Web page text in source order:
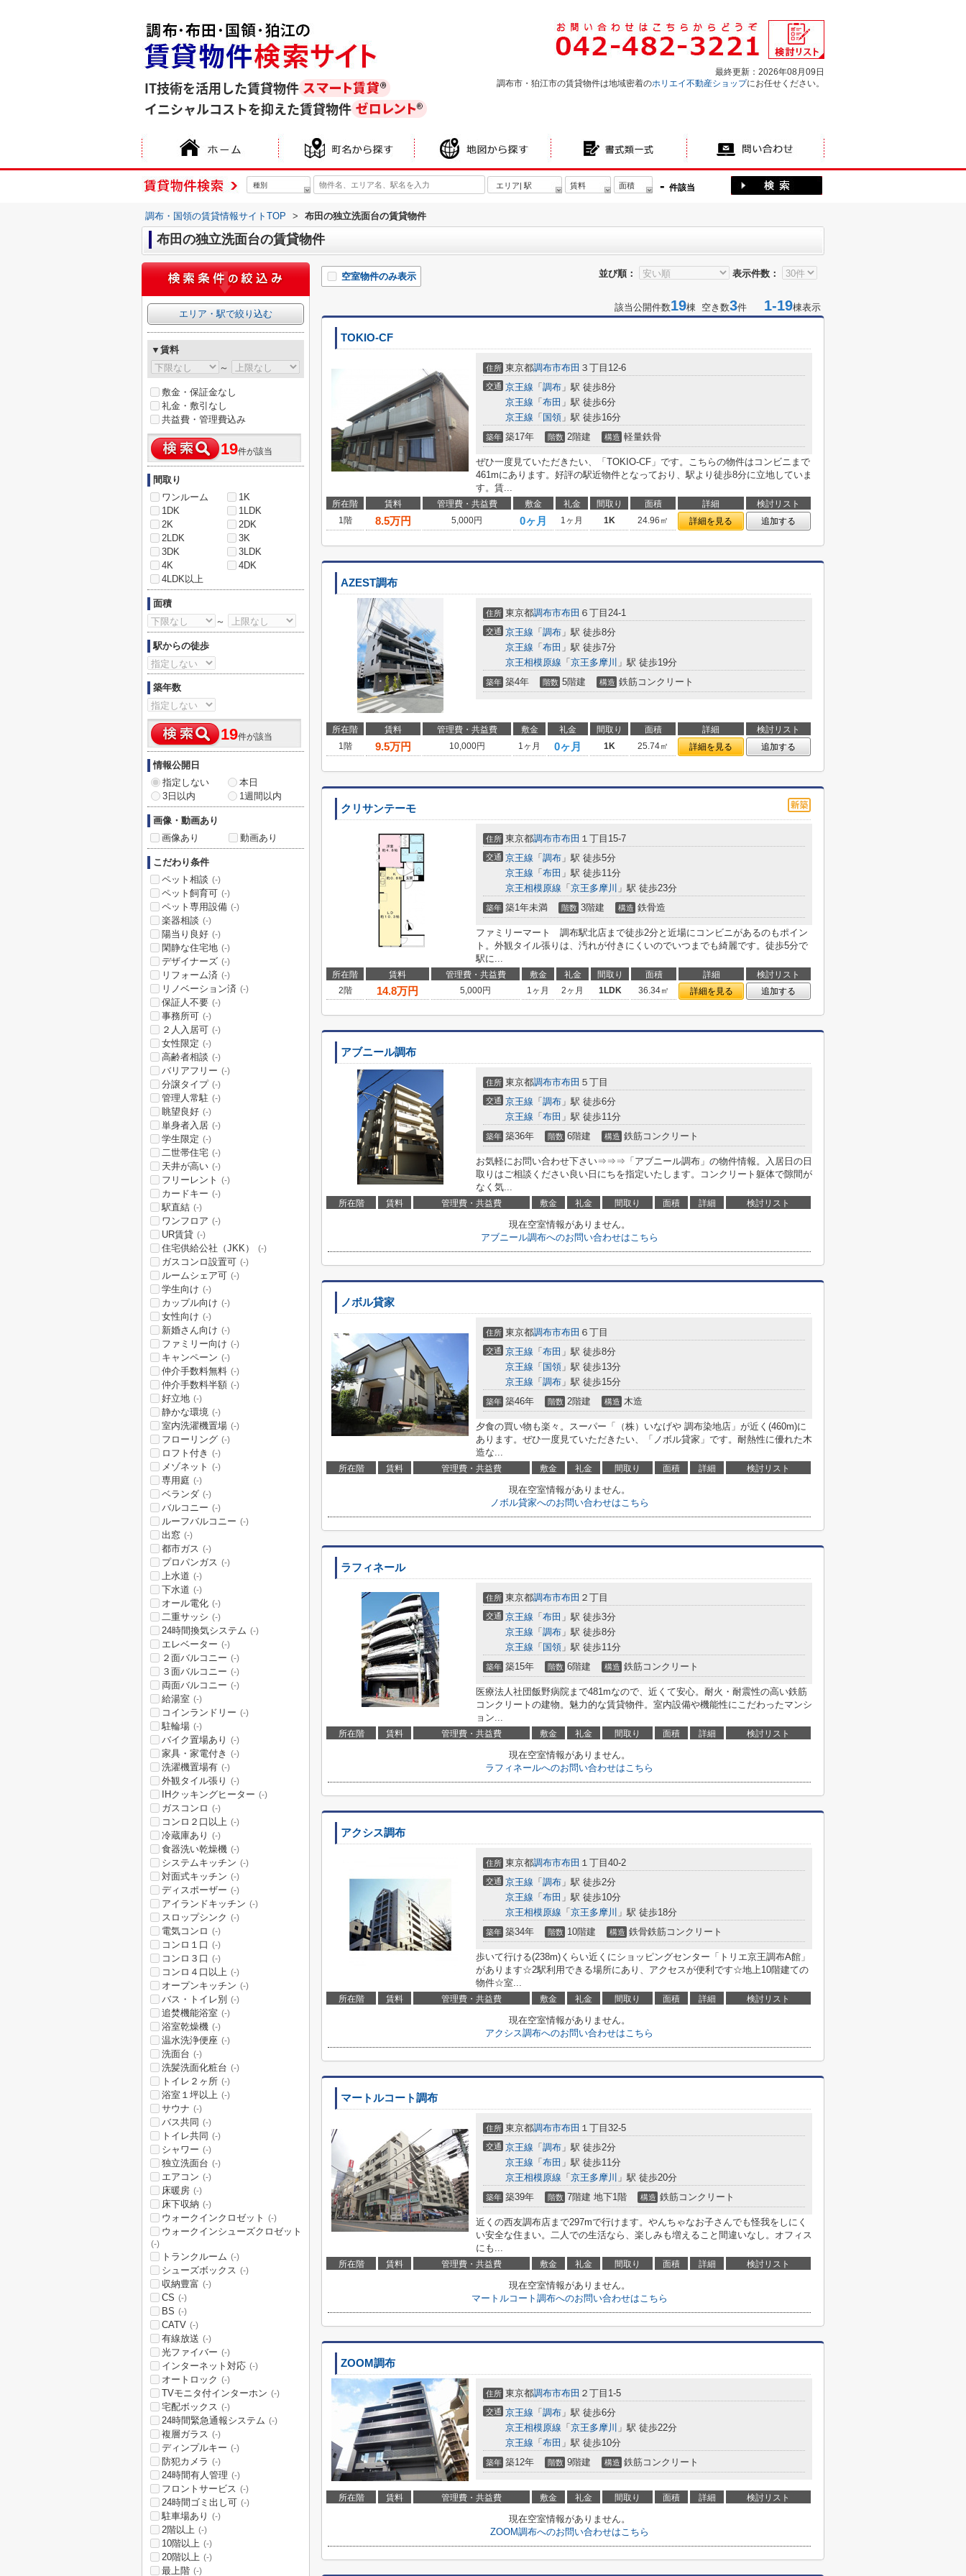
IT技術を活用した賃貸物件
イニシャルコストを抑えた賃貸物件
最終更新：2026年08月09日
調布市・狛江市の賃貸物件は地域密着のホリエイ不動産ショップにお任せください。
種別 エリア| 駅 賃料 面積 - 件該当
調布・国領の賃貸情報サイトTOP > 布田の独立洗面台の賃貸物件
布田の独立洗面台の賃貸物件
並び順： 表示件数：
空室物件のみ表示
該当公開件数19棟 空き数3件 1-19棟表示
TOKIO-CF
住所 東京都調布市布田 ３丁目12-6
交通 京王線 「 調布 」駅 徒歩8分
京王線 「 布田 」駅 徒歩6分
京王線 「 国領 」駅 徒歩16分
築年 築17年 階数 2階建 構造 軽量鉄骨
ぜひ一度見ていただきたい、「TOKIO-CF」です。こちらの物件はコンビニまで
461mにあります。好評の駅近物件となっており、駅より徒歩8分に立地していま
す。賃...
所在階 賃料 管理費・共益費 敷金 礼金 間取り 面積 詳細
検討リスト
1階
8.5万円 5,000円 0ヶ月 1ヶ月 1K 24.96㎡ 詳細を見る 追加する
AZEST調布
住所 東京都調布市布田 ６丁目24-1
交通 京王線 「 調布 」駅 徒歩8分
京王線 「 布田 」駅 徒歩7分
京王相模原線 「 京王多摩川 」駅 徒歩19分
築年 築4年 階数 5階建 構造 鉄筋コンクリート
所在階 賃料 管理費・共益費 敷金 礼金 間取り 面積 詳細
検討リスト
1階
9.5万円 10,000円 1ヶ月 0ヶ月 1K 25.74㎡ 詳細を見る 追加する
クリサンテーモ
住所 東京都調布市布田 １丁目15-7
交通 京王線 「 調布 」駅 徒歩5分
京王線 「 布田 」駅 徒歩11分
京王相模原線 「 京王多摩川 」駅 徒歩23分
築年 築1年未満 階数 3階建 構造 鉄骨造
ファミリーマート 調布駅北店まで徒歩2分と近場にコンビニがあるのもポイン
ト。外観タイル張りは、汚れが付きにくいのでいつまでも綺麗です。徒歩5分で
駅に...
所在階 賃料 管理費・共益費 敷金 礼金 間取り 面積 詳細
検討リスト
2階
14.8万円 5,000円 1ヶ月 2ヶ月 1LDK 36.34㎡ 詳細を見る 追加する
アブニール調布
住所 東京都調布市布田 ５丁目
交通 京王線 「 調布 」駅 徒歩6分
京王線 「 布田 」駅 徒歩11分
築年 築36年 階数 6階建 構造 鉄筋コンクリート
お気軽にお問い合わせ下さい⇒⇒⇒「アブニール調布」の物件情報。入居日の日
取りはご相談ください良い日にちを指定いたします。コンクリート躯体で隙間が
なく気...
所在階 賃料 管理費・共益費 敷金 礼金 間取り 面積 詳細 検討リスト
現在空室情報がありません。
アブニール調布へのお問い合わせはこちら
ノボル貸家
住所 東京都調布市布田 ６丁目
交通 京王線 「 布田 」駅 徒歩8分
京王線 「 国領 」駅 徒歩13分
京王線 「 調布 」駅 徒歩15分
築年 築46年 階数 2階建 構造 木造
夕食の買い物も楽々。スーパー「（株）いなげや 調布染地店」が近く(460m)に
あります。ぜひ一度見ていただきたい、「ノボル貸家」です。耐熱性に優れた木
造な...
所在階 賃料 管理費・共益費 敷金 礼金 間取り 面積 詳細 検討リスト
現在空室情報がありません。
ノボル貸家へのお問い合わせはこちら
ラフィネール
住所 東京都調布市布田 ２丁目
交通 京王線 「 布田 」駅 徒歩3分
京王線 「 調布 」駅 徒歩8分
京王線 「 国領 」駅 徒歩11分
築年 築15年 階数 6階建 構造 鉄筋コンクリート
医療法人社団飯野病院まで481mなので、近くて安心。耐火・耐震性の高い鉄筋
コンクリートの建物。魅力的な賃貸物件。室内設備や機能性にこだわったマンシ
ョン...
所在階 賃料 管理費・共益費 敷金 礼金 間取り 面積 詳細 検討リスト
現在空室情報がありません。
ラフィネールへのお問い合わせはこちら
アクシス調布
住所 東京都調布市布田 １丁目40-2
交通 京王線 「 調布 」駅 徒歩2分
京王線 「 布田 」駅 徒歩10分
京王相模原線 「 京王多摩川 」駅 徒歩18分
築年 築34年 階数 10階建 構造 鉄骨鉄筋コンクリート
歩いて行ける(238m)くらい近くにショッピングセンター「トリエ京王調布A館」
があります☆2駅利用できる場所にあり、アクセスが便利です☆地上10階建ての
物件☆室...
所在階 賃料 管理費・共益費 敷金 礼金 間取り 面積 詳細 検討リスト
現在空室情報がありません。
アクシス調布へのお問い合わせはこちら
マートルコート調布
住所 東京都調布市布田 １丁目32-5
交通 京王線 「 調布 」駅 徒歩2分
京王線 「 布田 」駅 徒歩11分
京王相模原線 「 京王多摩川 」駅 徒歩20分
築年 築39年 階数 7階建 地下1階 構造 鉄筋コンクリート
近くの西友調布店まで297mで行けます。やんちゃなお子さんでも怪我をしにく
い安全な住まい。二人での生活なら、楽しみも増えること間違いなし。オフィス
にも...
所在階 賃料 管理費・共益費 敷金 礼金 間取り 面積 詳細 検討リスト
現在空室情報がありません。
マートルコート調布へのお問い合わせはこちら
ZOOM調布
住所 東京都調布市布田 ２丁目1-5
交通 京王線 「 調布 」駅 徒歩6分
京王相模原線 「 京王多摩川 」駅 徒歩22分
京王線 「 布田 」駅 徒歩10分
築年 築12年 階数 9階建 構造 鉄筋コンクリート
所在階 賃料 管理費・共益費 敷金 礼金 間取り 面積 詳細 検討リスト
現在空室情報がありません。
ZOOM調布へのお問い合わせはこちら
エリア・駅で絞り込む
▼賃料
～
敷金・保証金なし
礼金・敷引なし
共益費・管理費込み
19件が該当
間取り
ワンルーム
1K
1DK
1LDK
2K
2DK
2LDK
3K
3DK
3LDK
4K
4DK
4LDK以上
面積
～
駅からの徒歩
築年数
19件が該当
情報公開日
指定しない
本日
3日以内
1週間以内
画像・動画あり
画像あり
動画あり
こだわり条件
ペット相談 (-)
ペット飼育可 (-)
ペット専用設備 (-)
楽器相談 (-)
陽当り良好 (-)
閑静な住宅地 (-)
デザイナーズ (-)
リフォーム済 (-)
リノベーション済 (-)
保証人不要 (-)
事務所可 (-)
２人入居可 (-)
女性限定 (-)
高齢者相談 (-)
バリアフリー (-)
分譲タイプ (-)
管理人常駐 (-)
眺望良好 (-)
単身者入居 (-)
学生限定 (-)
二世帯住宅 (-)
天井が高い (-)
フリーレント (-)
カードキー (-)
駅直結 (-)
ワンフロア (-)
UR賃貸 (-)
住宅供給公社（JKK） (-)
ガスコンロ設置可 (-)
ルームシェア可 (-)
学生向け (-)
カップル向け (-)
女性向け (-)
新婚さん向け (-)
ファミリー向け (-)
キャンペーン (-)
仲介手数料無料 (-)
仲介手数料半額 (-)
好立地 (-)
静かな環境 (-)
室内洗濯機置場 (-)
フローリング (-)
ロフト付き (-)
メゾネット (-)
専用庭 (-)
ベランダ (-)
バルコニー (-)
ルーフバルコニー (-)
出窓 (-)
都市ガス (-)
プロパンガス (-)
上水道 (-)
下水道 (-)
オール電化 (-)
二重サッシ (-)
24時間換気システム (-)
エレベーター (-)
２面バルコニー (-)
３面バルコニー (-)
両面バルコニー (-)
給湯室 (-)
コインランドリー (-)
駐輪場 (-)
バイク置場あり (-)
家具・家電付き (-)
洗濯機置場有 (-)
外観タイル張り (-)
IHクッキングヒーター (-)
ガスコンロ (-)
コンロ２口以上 (-)
冷蔵庫あり (-)
食器洗い乾燥機 (-)
システムキッチン (-)
対面式キッチン (-)
ディスポーザー (-)
アイランドキッチン (-)
スロップシンク (-)
電気コンロ (-)
コンロ１口 (-)
コンロ３口 (-)
コンロ４口以上 (-)
オープンキッチン (-)
バス・トイレ別 (-)
追焚機能浴室 (-)
浴室乾燥機 (-)
温水洗浄便座 (-)
洗面台 (-)
洗髪洗面化粧台 (-)
トイレ２ヶ所 (-)
浴室１坪以上 (-)
サウナ (-)
バス共同 (-)
トイレ共同 (-)
シャワー (-)
独立洗面台 (-)
エアコン (-)
床暖房 (-)
床下収納 (-)
ウォークインクロゼット (-)
ウォークインシューズクロゼット
(-)
トランクルーム (-)
シューズボックス (-)
収納豊富 (-)
CS (-)
BS (-)
CATV (-)
有線放送 (-)
光ファイバー (-)
インターネット対応 (-)
オートロック (-)
TVモニタ付インターホン (-)
宅配ボックス (-)
24時間緊急通報システム (-)
複層ガラス (-)
ディンプルキー (-)
防犯カメラ (-)
24時間有人管理 (-)
フロントサービス (-)
24時間ゴミ出し可 (-)
駐車場あり (-)
2階以上 (-)
10階以上 (-)
20階以上 (-)
最上階 (-)